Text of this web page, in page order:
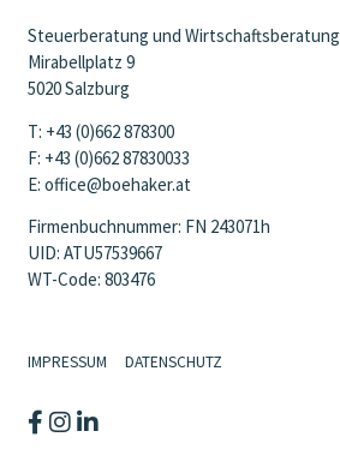
Steuerberatung und Wirtschaftsberatung
Mirabellplatz 9
5020 Salzburg
T: +43 (0)662 878300
F: +43 (0)662 87830033
E: office@boehaker.at
Firmenbuchnummer: FN 243071h
UID: ATU57539667
WT-Code: 803476
IMPRESSUM DATENSCHUTZ